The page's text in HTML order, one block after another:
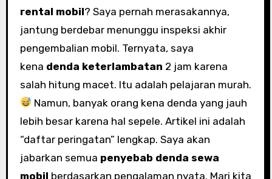
rental mobil? Saya pernah merasakannya,
jantung berdebar menunggu inspeksi akhir
pengembalian mobil. Ternyata, saya
kena denda keterlambatan 2 jam karena
salah hitung macet. Itu adalah pelajaran murah.
Namun, banyak orang kena denda yang jauh
lebih besar karena hal sepele. Artikel ini adalah
“daftar peringatan” lengkap. Saya akan
jabarkan semua penyebab denda sewa
mobil berdasarkan pengalaman nyata. Mari kita